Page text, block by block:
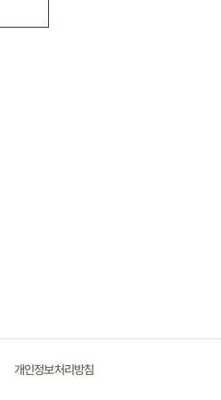
개인정보처리방침